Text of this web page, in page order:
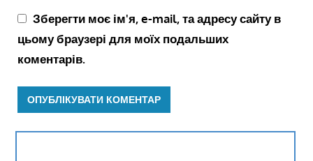
Зберегти моє ім'я, e-mail, та адресу сайту в
цьому браузері для моїх подальших
коментарів.